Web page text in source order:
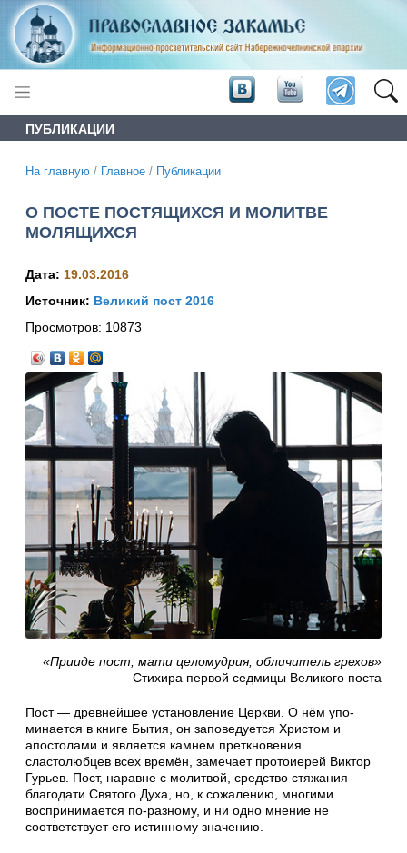
ПУБЛИКАЦИИ
На главную / Главное / Публикации
О ПОСТЕ ПОСТЯЩИХСЯ И МОЛИТВЕ
МОЛЯЩИХСЯ
Дата: 19.03.2016
Источник: Великий пост 2016
Просмотров: 10873
«Прииде пост, мати целомудрия, обличитель грехов»
Стихира первой седмицы Великого поста
Пост — древней­шее установле­ние Церкви. О нём упо­
минается в книге Бытия, он заповедуется Христом и
апостолами и является камнем преткновения
сластолюбцев всех вре­мён, замечает протоиерей Вик­тор
Гурьев. Пост, наравне с молитвой, средство стя­жания
благодати Святого Духа, но, к сожалению, многими
воспринимается по-разному, и ни одно мнение не
соответствует его истинному значению.